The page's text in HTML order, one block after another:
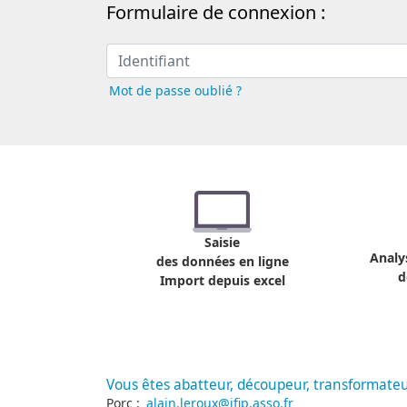
Formulaire de connexion :
Mot de passe oublié ?
Saisie
des données en ligne
Import depuis excel
Vous êtes abatteur, découpeur,
Porc : alain.leroux@ifip.asso.fr